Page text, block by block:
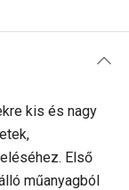
kis és nagy
Első
műanyagból